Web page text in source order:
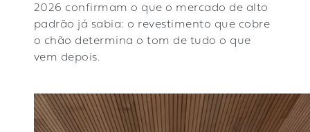
2026 confirmam o que o mercado de alto
padrão já sabia: o revestimento que cobre
o chão determina o tom de tudo o que
vem depois.